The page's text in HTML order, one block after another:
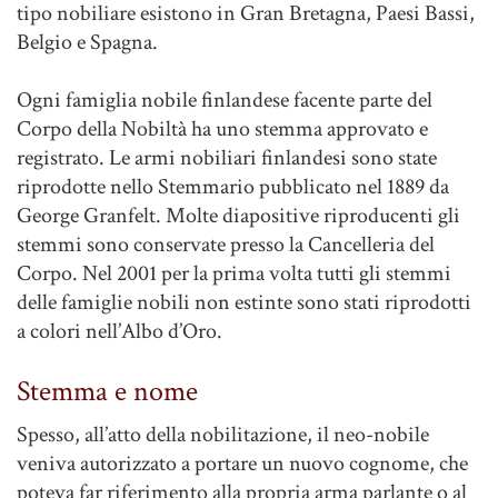
tipo nobiliare esistono in Gran Bretagna, Paesi Bassi,
Belgio e Spagna.
Ogni famiglia nobile finlandese facente parte del
Corpo della Nobiltà ha uno stemma approvato e
registrato. Le armi nobiliari finlandesi sono state
riprodotte nello Stemmario pubblicato nel 1889 da
George Granfelt. Molte diapositive riproducenti gli
stemmi sono conservate presso la Cancelleria del
Corpo. Nel 2001 per la prima volta tutti gli stemmi
delle famiglie nobili non estinte sono stati riprodotti
a colori nell’Albo d’Oro.
Stemma e nome
Spesso, all’atto della nobilitazione, il neo-nobile
veniva autorizzato a portare un nuovo cognome, che